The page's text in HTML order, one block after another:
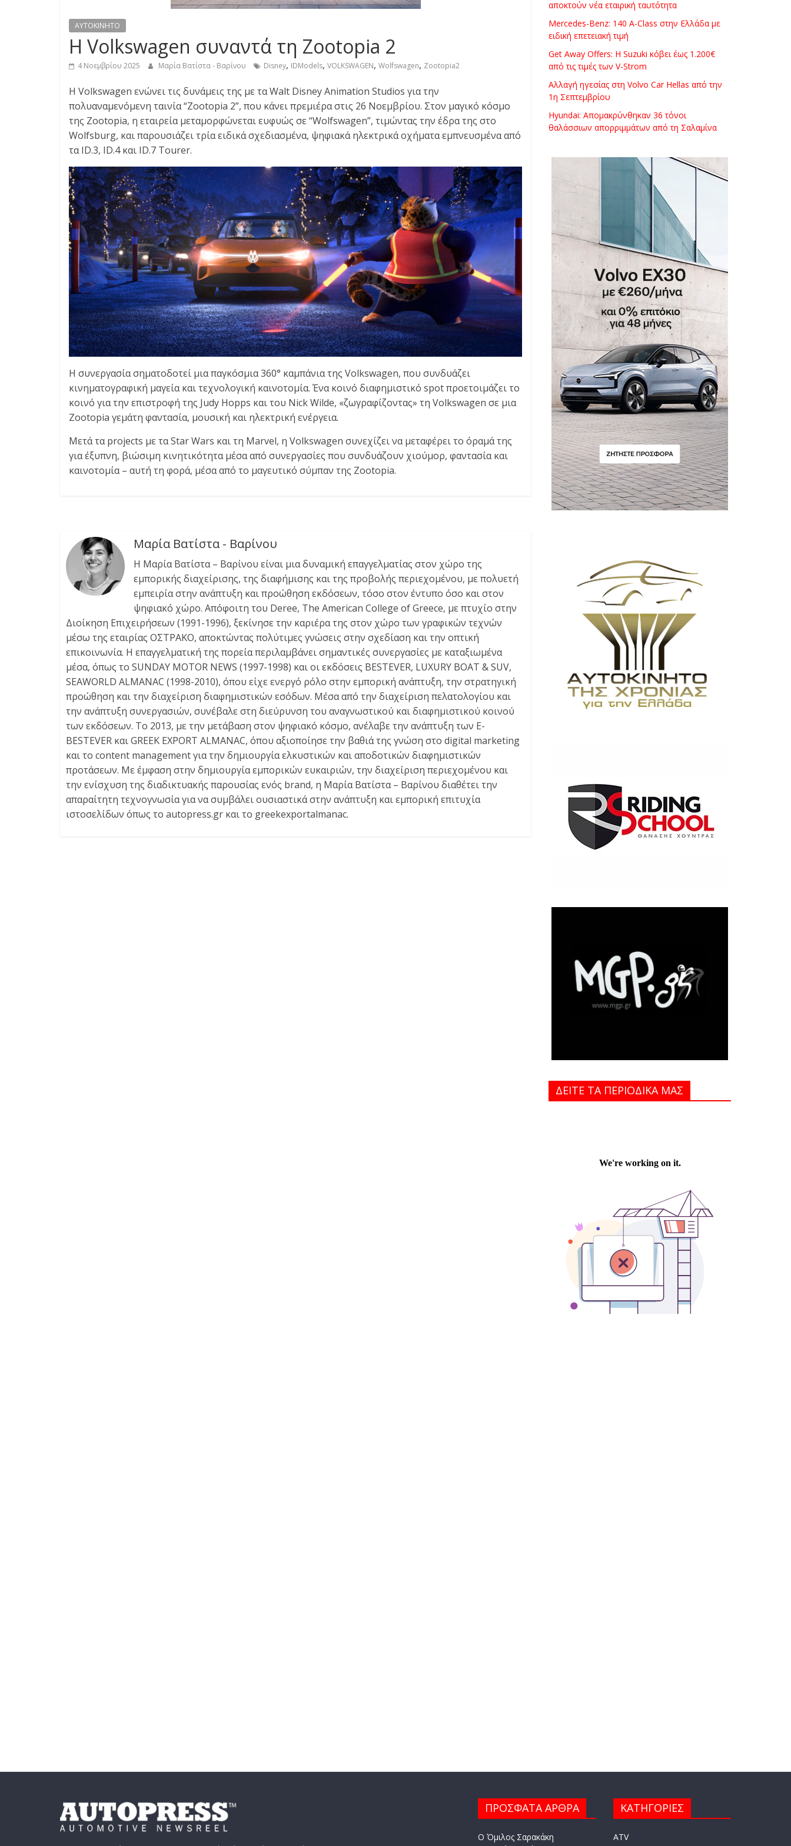
S
S
AYTOKINHTO
Η Volkswagen συναντά τη Zootopia 2
4 Νοεμβρίου 2025 Μαρία Βατίστα - Βαρίνου Disney, IDModels, VOLKSWAGEN, Wolfswagen, Zootopia2
Η Volkswagen ενώνει τις δυνάμεις της με τα Walt Disney Animation Studios για την
πολυαναμενόμενη ταινία “Zootopia 2”, που κάνει πρεμιέρα στις 26 Νοεμβρίου. Στον μαγικό κόσμο
της Zootopia, η εταιρεία μεταμορφώνεται ευφυώς σε “Wolfswagen”, τιμώντας την έδρα της στο
Wolfsburg, και παρουσιάζει τρία ειδικά σχεδιασμένα, ψηφιακά ηλεκτρικά οχήματα εμπνευσμένα από
τα ID.3, ID.4 και ID.7 Tourer.
Η συνεργασία σηματοδοτεί μια παγκόσμια 360° καμπάνια της Volkswagen, που συνδυάζει
κινηματογραφική μαγεία και τεχνολογική καινοτομία. Ένα κοινό διαφημιστικό spot προετοιμάζει το
κοινό για την επιστροφή της Judy Hopps και του Nick Wilde, «ζωγραφίζοντας» τη Volkswagen σε μια
Zootopia γεμάτη φαντασία, μουσική και ηλεκτρική ενέργεια.
Μετά τα projects με τα Star Wars και τη Marvel, η Volkswagen συνεχίζει να μεταφέρει το όραμά της
για έξυπνη, βιώσιμη κινητικότητα μέσα από συνεργασίες που συνδυάζουν χιούμορ, φαντασία και
καινοτομία – αυτή τη φορά, μέσα από το μαγευτικό σύμπαν της Zootopia.
Μαρία Βατίστα - Βαρίνου
Η Μαρία Βατίστα – Βαρίνου είναι μια δυναμική επαγγελματίας στον χώρο της
εμπορικής διαχείρισης, της διαφήμισης και της προβολής περιεχομένου, με πολυετή
εμπειρία στην ανάπτυξη και προώθηση εκδόσεων, τόσο στον έντυπο όσο και στον
ψηφιακό χώρο. Απόφοιτη του Deree, The American College of Greece, με πτυχίο στην
Διοίκηση Επιχειρήσεων (1991-1996), ξεκίνησε την καριέρα της στον χώρο των γραφικών τεχνών
μέσω της εταιρίας ΟΣΤΡΑΚΟ, αποκτώντας πολύτιμες γνώσεις στην σχεδίαση και την οπτική
επικοινωνία. Η επαγγελματική της πορεία περιλαμβάνει σημαντικές συνεργασίες με καταξιωμένα
μέσα, όπως το SUNDAY MOTOR NEWS (1997-1998) και οι εκδόσεις BESTEVER, LUXURY BOAT & SUV,
SEAWORLD ALMANAC (1998-2010), όπου είχε ενεργό ρόλο στην εμπορική ανάπτυξη, την στρατηγική
προώθηση και την διαχείριση διαφημιστικών εσόδων. Μέσα από την διαχείριση πελατολογίου και
την ανάπτυξη συνεργασιών, συνέβαλε στη διεύρυνση του αναγνωστικού και διαφημιστικού κοινού
των εκδόσεων. Το 2013, με την μετάβαση στον ψηφιακό κόσμο, ανέλαβε την ανάπτυξη των E-
BESTEVER και GREEK EXPORT ALMANAC, όπου αξιοποίησε την βαθιά της γνώση στο digital marketing
και το content management για την δημιουργία ελκυστικών και αποδοτικών διαφημιστικών
προτάσεων. Με έμφαση στην δημιουργία εμπορικών ευκαιριών, την διαχείριση περιεχομένου και
την ενίσχυση της διαδικτυακής παρουσίας ενός brand, η Μαρία Βατίστα – Βαρίνου διαθέτει την
απαραίτητη τεχνογνωσία για να συμβάλει ουσιαστικά στην ανάπτυξη και εμπορική επιτυχία
ιστοσελίδων όπως το autopress.gr και το greekexportalmanac.
αποκτούν νέα εταιρική ταυτότητα
Mercedes-Benz: 140 A-Class στην Ελλάδα με
ειδική επετειακή τιμή
Get Away Offers: Η Suzuki κόβει έως 1.200€
από τις τιμές των V-Strom
Αλλαγή ηγεσίας στη Volvo Car Hellas από την
1η Σεπτεμβρίου
Hyundai: Απομακρύνθηκαν 36 τόνοι
θαλάσσιων απορριμμάτων από τη Σαλαμίνα
ΔΕΙΤΕ ΤΑ ΠΕΡΙΟΔΙΚΑ MAΣ
ΠΡΟΣΦΑΤΑ ΑΡΘΡΑ
Ο Όμιλος Σαρακάκη
ΚΑΤΗΓΟΡΙΕΣ
ATV